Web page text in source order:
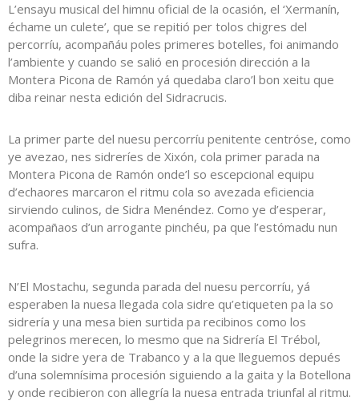
L’ensayu musical del himnu oficial de la ocasión, el ‘Xermanín,
échame un culete’, que se repitió per tolos chigres del
percorríu, acompañáu poles primeres botelles, foi animando
l’ambiente y cuando se salió en procesión dirección a la
Montera Picona de Ramón yá quedaba claro’l bon xeitu que
diba reinar nesta edición del Sidracrucis.
La primer parte del nuesu percorríu penitente centróse, como
ye avezao, nes sidreríes de Xixón, cola primer parada na
Montera Picona de Ramón onde’l so escepcional equipu
d’echaores marcaron el ritmu cola so avezada eficiencia
sirviendo culinos, de Sidra Menéndez. Como ye d’esperar,
acompañaos d’un arrogante pinchéu, pa que l’estómadu nun
sufra.
N’El Mostachu, segunda parada del nuesu percorríu, yá
esperaben la nuesa llegada cola sidre qu’etiqueten pa la so
sidrería y una mesa bien surtida pa recibinos como los
pelegrinos merecen, lo mesmo que na Sidrería El Trébol,
onde la sidre yera de Trabanco y a la que lleguemos depués
d’una solemnísima procesión siguiendo a la gaita y la Botellona
y onde recibieron con allegría la nuesa entrada triunfal al ritmu.